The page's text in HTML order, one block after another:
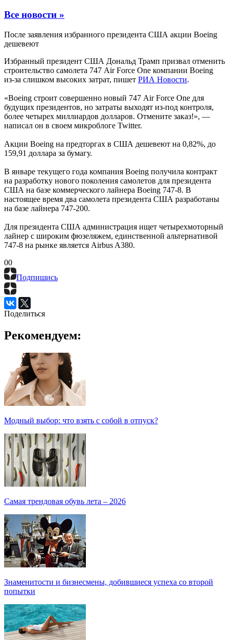
Все новости »
После заявления избранного президента США акции Boeing
дешевеют
Избранный президент США Дональд Трамп призвал отменить
строительство самолета 747 Air Force One компании Boeing
из-за слишком высоких затрат, пишет РИА Новости.
«Boeing строит совершенно новый 747 Air Force One для
будущих президентов, но затраты выходят из-под контроля,
более четырех миллиардов долларов. Отмените заказ!», —
написал он в своем микроблоге Twitter.
Акции Boeing на предторгах в США дешевеют на 0,82%, до
159,91 доллара за бумагу.
В январе текущего года компания Boeing получила контракт
на разработку нового поколения самолетов для президента
США на базе коммерческого лайнера Boeing 747-8. В
настоящее время два самолета президента США разработаны
на базе лайнера 747-200.
Для президента США администрация ищет четырехмоторный
лайнер с широким фюзеляжем, единственной альтернативой
747-8 на рынке является Airbus A380.
00
Подпишись
Поделиться
Рекомендуем:
Модный выбор: что взять с собой в отпуск?
Самая трендовая обувь лета – 2026
Знаменитости и бизнесмены, добившиеся успеха со второй
попытки